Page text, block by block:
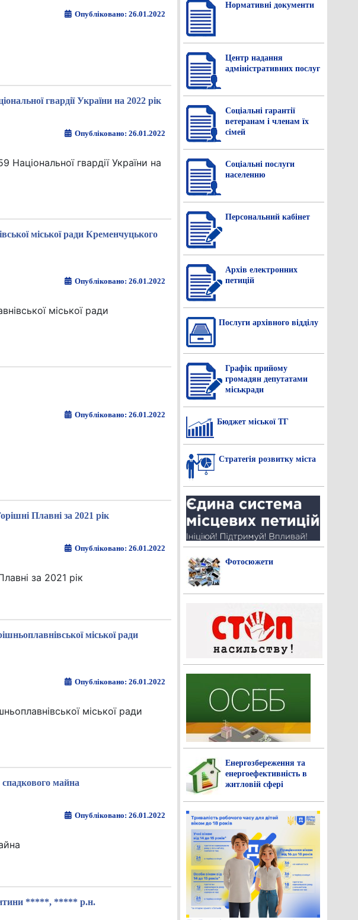
Опубліковано: 26.01.2022
гвардії України на 2022 рік
Опубліковано: 26.01.2022
гвардії України на
міської ради Кременчуцького
Опубліковано: 26.01.2022
міської ради
Опубліковано: 26.01.2022
Плавні за 2021 рік
Опубліковано: 26.01.2022
за 2021 рік
міської ради
Опубліковано: 26.01.2022
міської ради
майна
Опубліковано: 26.01.2022
дитини *****, ***** р.н.
Нормативнi документи
Центр надання
адміністративних послуг
Соціальні гарантії
ветеранам і членам їх
сімей
Соціальні послуги
населенню
Персональний кабінет
Архів електронних
петицій
Послуги архівного відділу
Графік прийому
громадян депутатами
міськради
Бюджет міської ТГ
Стратегія розвитку міста
Фотосюжети
Енергозбереження та
енергоефективність в
житловій сфері